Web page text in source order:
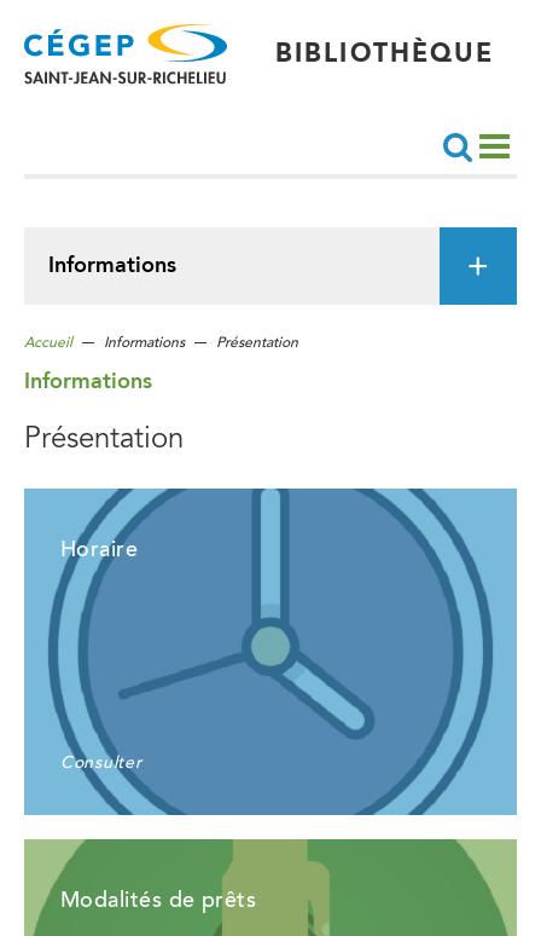
contenu
principal
BIBLIOTHÈQUE
Recherche
Informations
Accueil Informations Présentation
Informations
Présentation
Horaire
Consulter
Modalités de prêts